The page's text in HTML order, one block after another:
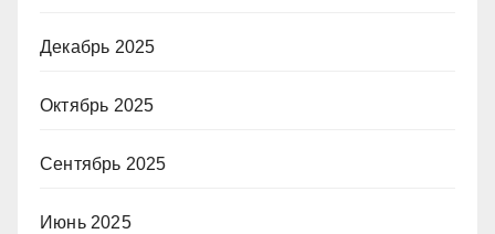
Декабрь 2025
Октябрь 2025
Сентябрь 2025
Июнь 2025